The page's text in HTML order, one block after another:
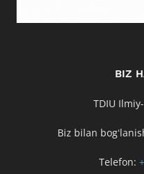
BIZ
TDIU
Biz bilan
Telefon: